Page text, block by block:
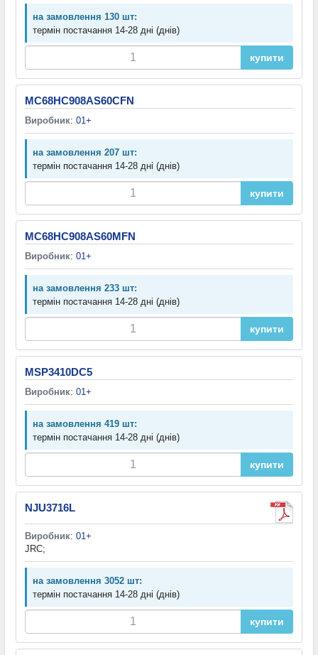
на замовлення 130 шт:
термін постачання 14-28 дні (днів)
купити
MC68HC908AS60CFN
Виробник: 01+
на замовлення 207 шт:
термін постачання 14-28 дні (днів)
купити
MC68HC908AS60MFN
Виробник: 01+
на замовлення 233 шт:
термін постачання 14-28 дні (днів)
купити
MSP3410DC5
Виробник: 01+
на замовлення 419 шт:
термін постачання 14-28 дні (днів)
купити
NJU3716L
Виробник: 01+
JRC;
на замовлення 3052 шт:
термін постачання 14-28 дні (днів)
купити